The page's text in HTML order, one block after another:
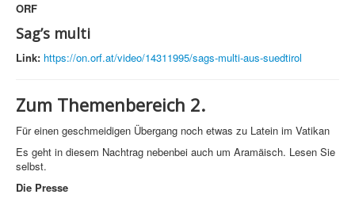
ORF
Sag’s multi
Link: https://on.orf.at/video/14311995/sags-multi-aus-suedtirol
Zum Themenbereich 2.
Für einen geschmeidigen Übergang noch etwas zu Latein im Vatikan
Es geht in diesem Nachtrag nebenbei auch um Aramäisch. Lesen Sie
selbst.
Die Presse